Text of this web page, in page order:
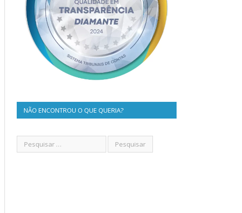
NÃO ENCONTROU O QUE QUERIA?